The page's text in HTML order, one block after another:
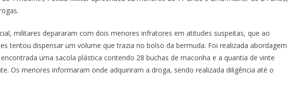
militares depararam com dois menores infratores em atitudes suspeitas, que ao
tentou dispensar um volume que trazia no bolso da bermuda. Foi realizada abordagem
uma sacola plástica contendo 28 buchas de maconha e a quantia de vinte
Os menores informaram onde adquiriram a droga, sendo realizada diligência até o